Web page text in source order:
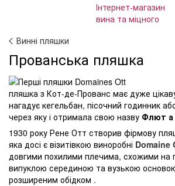
Винні пляшки
Прованська пляшка
пляшка з Кот-де-Прованс має дуже
нагадує кегельбан, пісочний годинник
через яку і отримала свою назву Флют а
1930 року Рене Отт створив фірмову
яка досі є візитівкою виноробні Domaine
довгими похилими плечима, схожими на
випуклою серединою та вузькою
розширеним обідком .